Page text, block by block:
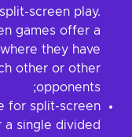
screen play.
games offer a
they have
other or other
opponents;
for split-screen
a single divided